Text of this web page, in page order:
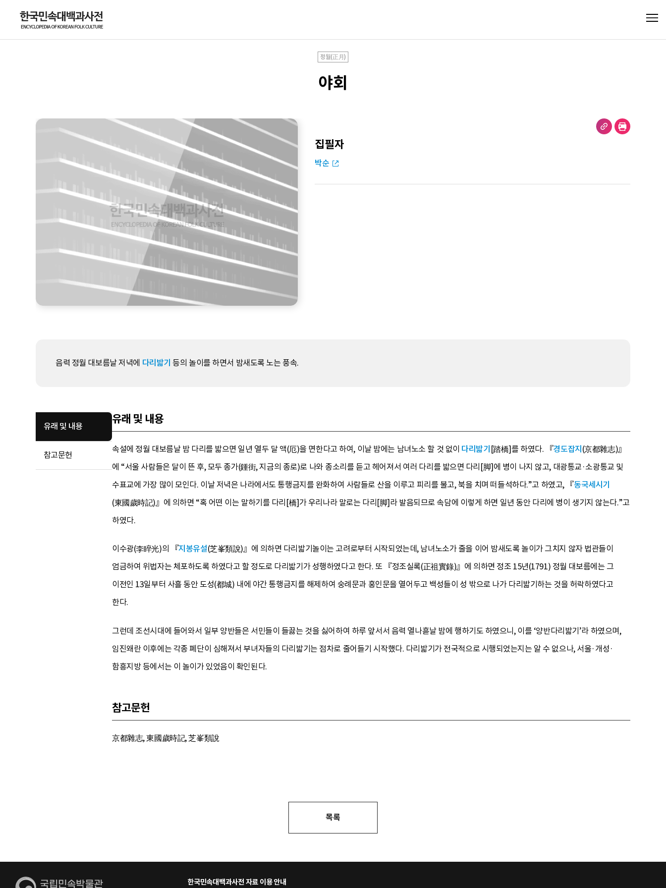
정월(正月)
야회
집필자
박순
음력 정월 대보름날 저녁에 다리밟기 등의 놀이를 하면서 밤새도록 노는 풍속.
유래 및 내용
참고문헌
유래 및 내용
속설에 정월 대보름날 밤 다리를 밟으면 일년 열두 달 액(厄)을 면한다고 하여, 이날 밤에는 남녀노소 할 것 없이 다리밟기[踏橋]를 하였다. 『경도잡지(京都雜志)』
에 “서울 사람들은 달이 뜬 후, 모두 종가(鍾街, 지금의 종로)로 나와 종소리를 듣고 헤어져서 여러 다리를 밟으면 다리[脚]에 병이 나지 않고, 대광통교·소광통교 및
수표교에 가장 많이 모인다. 이날 저녁은 나라에서도 통행금지를 완화하여 사람들로 산을 이루고 피리를 불고, 북을 치며 떠들석하다.”고 하였고, 『동국세시기
(東國歲時記)』에 의하면 “혹 어떤 이는 말하기를 다리[橋]가 우리나라 말로는 다리[脚]라 발음되므로 속담에 이렇게 하면 일년 동안 다리에 병이 생기지 않는다.”고
하였다.
이수광(李睟光)의 『지봉유설(芝峯類說)』에 의하면 다리밟기놀이는 고려로부터 시작되었는데, 남녀노소가 줄을 이어 밤새도록 놀이가 그치지 않자 법관들이
엄금하여 위법자는 체포하도록 하였다고 할 정도로 다리밟기가 성행하였다고 한다. 또 『정조실록(正祖實錄)』에 의하면 정조 15년(1791) 정월 대보름에는 그
이전인 13일부터 사흘 동안 도성(都城) 내에 야간 통행금지를 해제하여 숭례문과 홍인문을 열어두고 백성들이 성 밖으로 나가 다리밟기하는 것을 허락하였다고
한다.
그런데 조선시대에 들어와서 일부 양반들은 서민들이 들끓는 것을 싫어하여 하루 앞서서 음력 열나흗날 밤에 행하기도 하였으니, 이를 ‘양반다리밟기’라 하였으며,
임진왜란 이후에는 각종 폐단이 심해져서 부녀자들의 다리밟기는 점차로 줄어들기 시작했다. 다리밟기가 전국적으로 시행되었는지는 알 수 없으나, 서울·개성·
함흥지방 등에서는 이 놀이가 있었음이 확인된다.
참고문헌
京都雜志, 東國歲時記, 芝峯類說
목록
한국민속대백과사전 자료 이용 안내